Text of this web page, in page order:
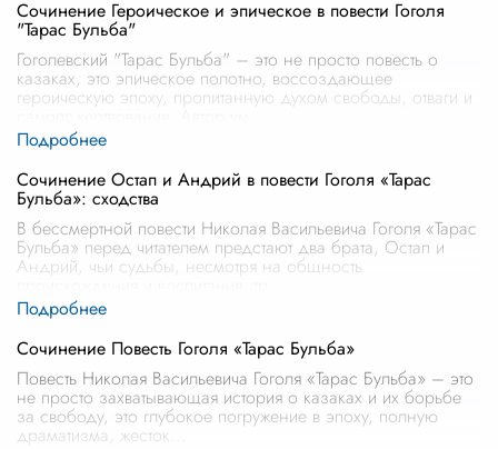
Сочинение Героическое и эпическое в повести Гоголя
"Тарас Бульба"
Гоголевский "Тарас Бульба" – это не просто повесть о
казаках, это эпическое полотно, воссоздающее
героическую эпоху, пропитанную духом свободы, отваги и
Сочинение Остап и Андрий в повести Гоголя «Тарас
Бульба»: сходства
В бессмертной повести Николая Васильевича Гоголя «Тарас
Бульба» перед читателем предстают два брата, Остап и
Андрий, чьи судьбы, несмотря на общность
Сочинение Повесть Гоголя «Тарас Бульба»
Повесть Николая Васильевича Гоголя «Тарас Бульба» – это
не просто захватывающая история о казаках и их борьбе
за свободу, это глубокое погружение в эпоху, полную
драматизма, жесток